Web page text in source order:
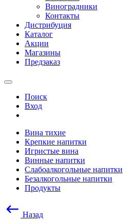
Виноградники
Контакты
Дистрибуция
Каталог
Акции
Магазины
Предзаказ
Поиск
Вход
Вина тихие
Крепкие напитки
Игристые вина
Винные напитки
Слабоалкогольные напитки
Безалкогольные напитки
Продукты
Назад